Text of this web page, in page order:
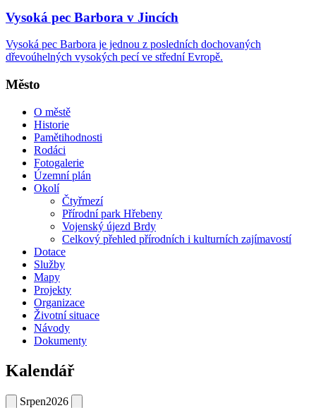
Vysoká pec Barbora v Jincích
Vysoká pec Barbora je jednou z posledních dochovaných
dřevoúhelných vysokých pecí ve střední Evropě.
Město
O městě
Historie
Pamětihodnosti
Rodáci
Fotogalerie
Územní plán
Okolí
Čtyřmezí
Přírodní park Hřebeny
Vojenský újezd Brdy
Celkový přehled přírodních i kulturních zajímavostí
Dotace
Služby
Mapy
Projekty
Organizace
Životní situace
Návody
Dokumenty
Kalendář
Srpen2026